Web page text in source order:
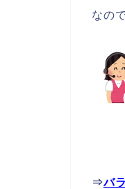
なの
⇒バ